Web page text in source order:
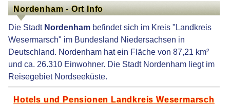
Nordenham - Ort Info
Die Stadt Nordenham befindet sich im Kreis "Landkreis
Wesermarsch" im Bundesland Niedersachsen in
Deutschland. Nordenham hat ein Fläche von 87,21 km²
und ca. 26.310 Einwohner. Die Stadt Nordenham liegt im
Reisegebiet Nordseeküste.
Hotels und Pensionen Landkreis Wesermarsch